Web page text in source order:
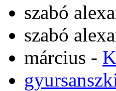
szabó
szabó
március -